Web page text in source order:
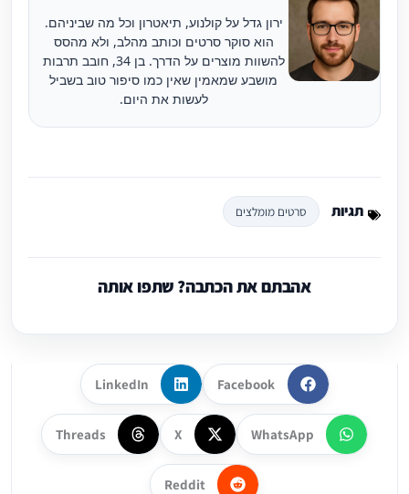
ירון גדל על קולנוע, תיאטרון וכל מה שביניהם.
הוא סוקר סרטים וכותב מהלב, ולא מהסס
להשוות מוצרים על הדרך. בן 34, חובב תרבות
מושבע שמאמין שאין כמו סיפור טוב בשביל
לעשות את היום.
תגיות סרטים מומלצים
אהבתם את הכתבה? שתפו אותה
Facebook
LinkedIn
WhatsApp
X
Threads
Reddit